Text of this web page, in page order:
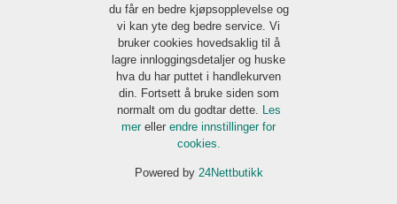
du får en bedre kjøpsopplevelse og
vi kan yte deg bedre service. Vi
bruker cookies hovedsaklig til å
lagre innloggingsdetaljer og huske
hva du har puttet i handlekurven
din. Fortsett å bruke siden som
normalt om du godtar dette.
Les
mer eller endre innstillinger for
cookies.
Powered by 24Nettbutikk